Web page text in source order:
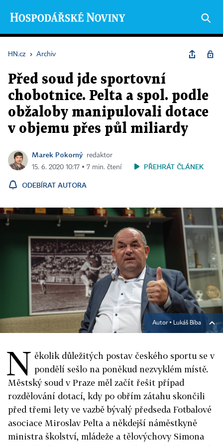
HN.cz › Archiv
Před soud jde sportovní
chobotnice. Pelta a spol. podle
obžaloby manipulovali dotace
v objemu přes půl miliardy
Marek Pokorný
redaktor
15. 6. 2020 10:17 ▪ 7 min. čtení
PŘEHRÁT ČLÁNEK
ODEBÍRAT AUTORA
Autor ▪ Lukáš Bíba
N ěkolik důležitých postav českého sportu se v
pondělí sešlo na poněkud nezvyklém místě.
Městský soud v Praze měl začít řešit případ
rozdělování dotací, kdy po obřím zátahu skončili
před třemi lety ve vazbě bývalý předseda Fotbalové
asociace Miroslav Pelta a někdejší náměstkyně
ministra školství, mládeže a tělovýchovy Simona